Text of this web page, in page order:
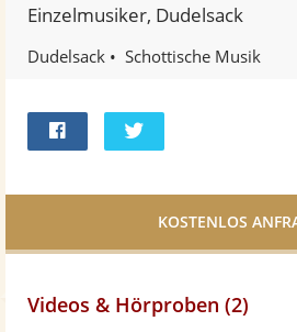
Einzelmusiker, Dudelsack
Dudelsack Schottische Musik
Facebook
Videos & Hörproben (2)